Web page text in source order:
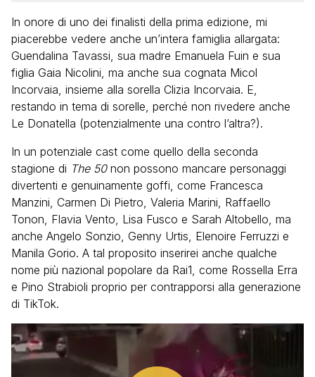
In onore di uno dei finalisti della prima edizione, mi
piacerebbe vedere anche un’intera famiglia allargata:
Guendalina Tavassi, sua madre Emanuela Fuin e sua
figlia Gaia Nicolini, ma anche sua cognata Micol
Incorvaia, insieme alla sorella Clizia Incorvaia. E,
restando in tema di sorelle, perché non rivedere anche
Le Donatella (potenzialmente una contro l’altra?).
In un potenziale cast come quello della seconda
stagione di The 50non possono mancare personaggi
divertenti e genuinamente goffi, come Francesca
Manzini, Carmen Di Pietro, Valeria Marini, Raffaello
Tonon, Flavia Vento, Lisa Fusco e Sarah Altobello, ma
anche Angelo Sonzio, Genny Urtis, Elenoire Ferruzzi e
Manila Gorio. A tal proposito inserirei anche qualche
nome più nazional popolare da Rai1, come Rossella Erra
e Pino Strabioli proprio per contrapporsi alla generazione
di TikTok.